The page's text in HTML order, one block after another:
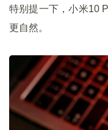
特别提一下，小米10
更自然。